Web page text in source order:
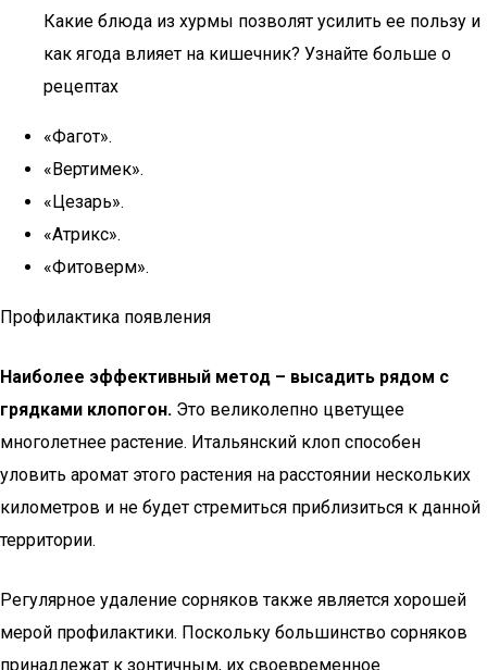
Какие блюда из хурмы позволят усилить ее пользу и
как ягода влияет на кишечник? Узнайте больше о
рецептах
«Фагот».
«Вертимек».
«Цезарь».
«Атрикс».
«Фитоверм».
Профилактика появления
Наиболее эффективный метод – высадить рядом с
грядками клопогон. Это великолепно цветущее
многолетнее растение. Итальянский клоп способен
уловить аромат этого растения на расстоянии нескольких
километров и не будет стремиться приблизиться к данной
территории.
Регулярное удаление сорняков также является хорошей
мерой профилактики. Поскольку большинство сорняков
принадлежат к зонтичным, их своевременное